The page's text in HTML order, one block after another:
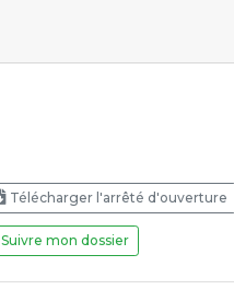
Télécharger l'arrêté d'ouverture
Suivre mon dossier